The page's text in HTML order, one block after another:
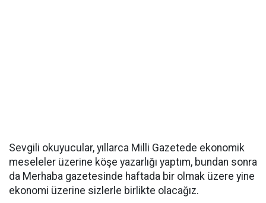
Sevgili okuyucular, yıllarca Milli Gazetede ekonomik
meseleler üzerine köşe yazarlığı yaptım, bundan sonra
da Merhaba gazetesinde haftada bir olmak üzere yine
ekonomi üzerine sizlerle birlikte olacağız.